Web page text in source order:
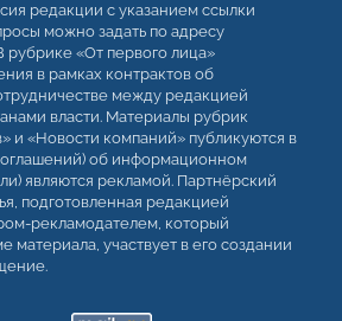
редакции с указанием ссылки
можно задать по адресу
рубрике «От первого лица»
в рамках контрактов об
между редакцией
власти. Материалы рубрик
и «Новости компаний» публикуются в
об информационном
являются рекламой. Партнёрский
подготовленная редакцией
рекламодателем, который
материала, участвует в его создании